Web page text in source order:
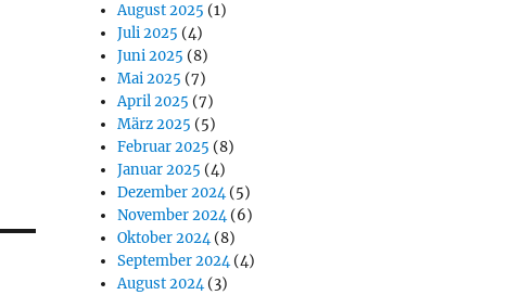
August 2025 (1)
Juli 2025 (4)
Juni 2025 (8)
Mai 2025 (7)
April 2025 (7)
März 2025 (5)
Februar 2025 (8)
Januar 2025 (4)
Dezember 2024(5)
November 2024(6)
Oktober 2024(8)
September 2024(4)
August 2024(3)